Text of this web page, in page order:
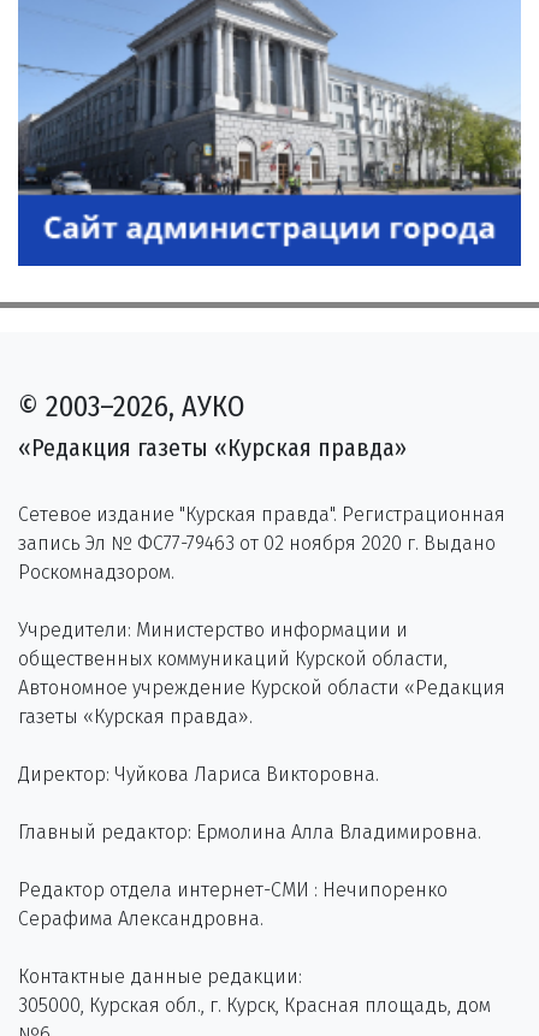
© 2003–2026, АУКО
«Редакция газеты «Курская правда»
Сетевое издание "Курская правда". Регистрационная
запись Эл № ФС77-79463 от 02 ноября 2020 г. Выдано
Роскомнадзором.
Учредители: Министерство информации и
общественных коммуникаций Курской области,
Автономное учреждение Курской области «Редакция
газеты «Курская правда».
Директор: Чуйкова Лариса Викторовна.
Главный редактор: Ермолина Алла Владимировна.
Редактор отдела интернет-СМИ : Нечипоренко
Серафима Александровна.
Контактные данные редакции:
305000, Курская обл., г. Курск, Красная площадь, дом